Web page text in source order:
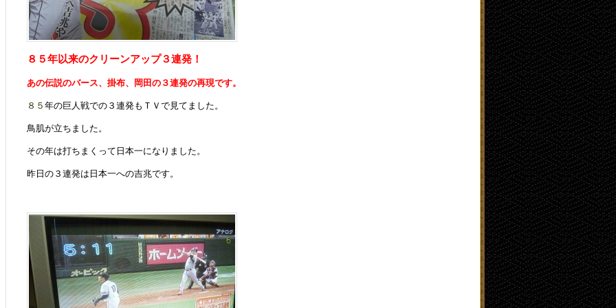
８ ５年以来のクリーンアップ３連発！
あの伝説のバース、掛布、岡田の３連発の再現です。
８ ５ 年の巨人戦での３連発もＴＶで見てました。
鳥肌が立ちました。
その年は打ちまくって日本一になりました。
昨日の３連発は日本一への吉兆です。